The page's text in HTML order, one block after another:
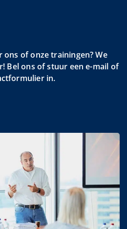
ons of onze trainingen? We
Bel ons of stuur een e-mail of
in.